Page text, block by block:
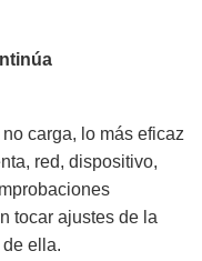
carga, lo más eficaz
red, dispositivo,
tocar ajustes de la
ella.